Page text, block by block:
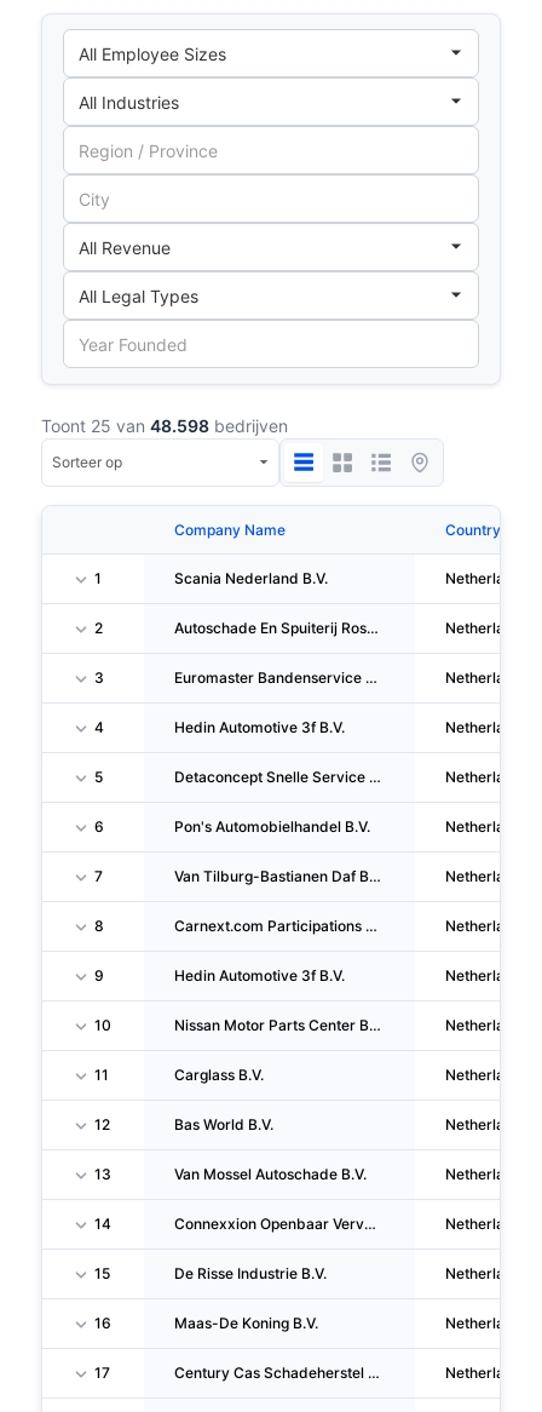
Toont 25 van 48.598 bedrijven
Company Name Country
1 Scania Nederland B.V. Netherlands
2 Autoschade En Spuiterij Roseboom B.V. Netherlands
3 Euromaster Bandenservice B.V. Netherlands
4 Hedin Automotive 3f B.V. Netherlands
5 Detaconcept Snelle Service B.V. Netherlands
6 Pon's Automobielhandel B.V. Netherlands
7 Van Tilburg-Bastianen Daf B.V. Netherlands
8 Carnext.com Participations B.V. Netherlands
9 Hedin Automotive 3f B.V. Netherlands
10 Nissan Motor Parts Center B.V. Netherlands
11 Carglass B.V. Netherlands
12 Bas World B.V. Netherlands
13 Van Mossel Autoschade B.V. Netherlands
14 Connexxion Openbaar Vervoer N.V. Netherlands
15 De Risse Industrie B.V. Netherlands
16 Maas-De Koning B.V. Netherlands
17 Century Cas Schadeherstel Emmen B.V. Netherlands